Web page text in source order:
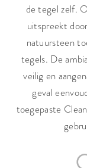
de tegel zelf.
uitspreekt
natuursteen
tegels. De
veilig en
geval
toegepaste